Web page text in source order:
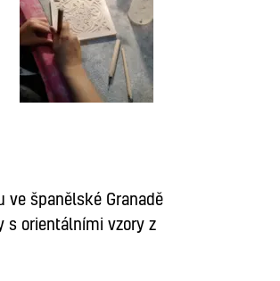
španělské Granadě
s orientálními vzory z